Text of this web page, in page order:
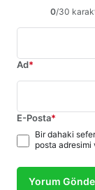
0/30
Ad*
E-Posta*
Bir dahaki
posta adresimi
Yorum